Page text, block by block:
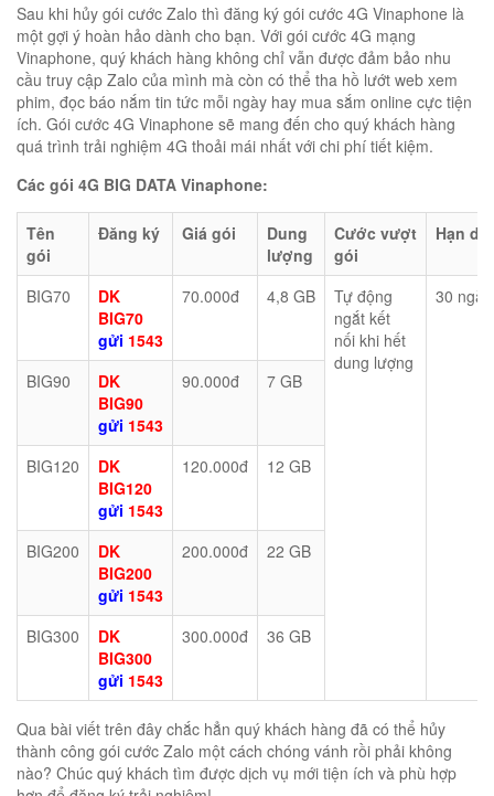
Sau khi hủy gói cước Zalo thì đăng ký gói cước 4G Vinaphone là
một gợi ý hoàn hảo dành cho bạn. Với gói cước 4G mạng
Vinaphone, quý khách hàng không chỉ vẫn được đảm bảo nhu
cầu truy cập Zalo của mình mà còn có thể tha hồ lướt web xem
phim, đọc báo nắm tin tức mỗi ngày hay mua sắm online cực tiện
ích. Gói cước 4G Vinaphone sẽ mang đến cho quý khách hàng
quá trình trải nghiệm 4G thoải mái nhất với chi phí tiết kiệm.
Các gói 4G BIG DATA Vinaphone:
Tên
gói
Đăng ký Giá gói
Dung
lượng
Cước vượt
gói
Hạn
BIG70
DK
BIG70
gửi 1543
70.000đ 4,8 GB
Tự động
ngắt kết
nối khi hết
dung lượng
30 ngày
BIG90
DK
BIG90
gửi 1543
90.000đ 7 GB
BIG120
DK
BIG120
gửi 1543
120.000đ 12 GB
BIG200
DK
BIG200
gửi 1543
200.000đ 22 GB
BIG300
DK
BIG300
gửi 1543
300.000đ 36 GB
Qua bài viết trên đây chắc hẳn quý khách hàng đã có thể hủy
thành công gói cước Zalo một cách chóng vánh rồi phải không
nào? Chúc quý khách tìm được dịch vụ mới tiện ích và phù hợp